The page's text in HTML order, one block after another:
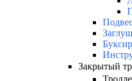
Закрытый